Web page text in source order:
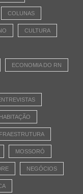
COLUNAS
CULTURA
ECONOMIA DO RN
HABITAÇÃO
MOSSORÓ
NEGÓCIOS